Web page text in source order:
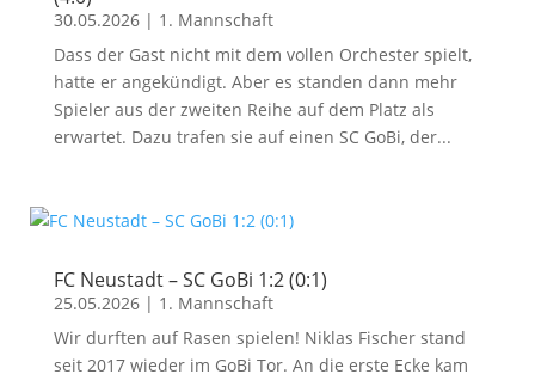
30.05.2026| 1. Mannschaft
Dass der Gast nicht mit dem vollen Orchester spielt,
hatte er angekündigt. Aber es standen dann mehr
Spieler aus der zweiten Reihe auf dem Platz als
erwartet. Dazu trafen sie auf einen SC GoBi, der...
FC Neustadt – SC GoBi 1:2 (0:1)
25.05.2026| 1. Mannschaft
Wir durften auf Rasen spielen! Niklas Fischer stand
seit 2017 wieder im GoBi Tor. An die erste Ecke kam